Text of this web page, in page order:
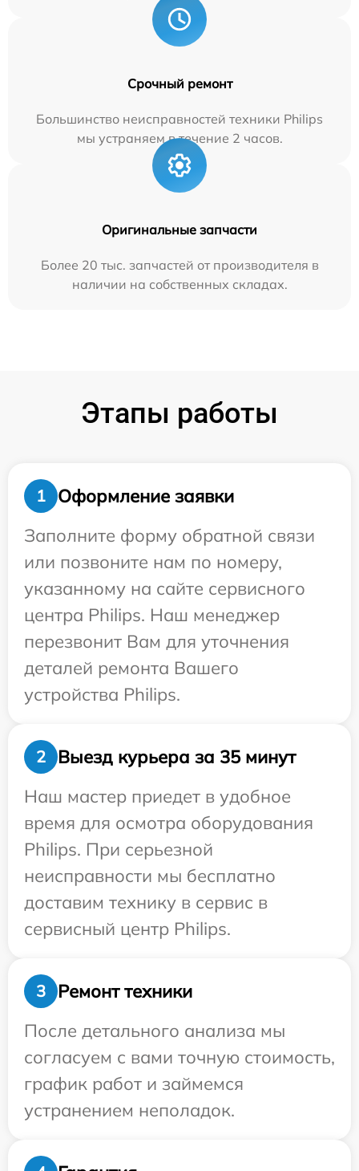
Срочный ремонт
Большинство неисправностей техники Philips
мы устраняем в течение 2 часов.
Оригинальные запчасти
Более 20 тыс. запчастей от производителя в
наличии на собственных складах.
Этапы работы
1
Оформление заявки
Заполните форму обратной связи
или позвоните нам по номеру,
указанному на сайте сервисного
центра Philips. Наш менеджер
перезвонит Вам для уточнения
деталей ремонта Вашего
устройства Philips.
2
Выезд курьера за 35 минут
Наш мастер приедет в удобное
время для осмотра оборудования
Philips. При серьезной
неисправности мы бесплатно
доставим технику в сервис в
сервисный центр Philips.
3
Ремонт техники
После детального анализа мы
согласуем с вами точную стоимость,
график работ и займемся
устранением неполадок.